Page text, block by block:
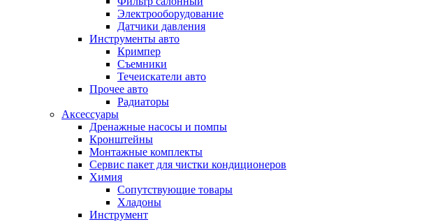
Электрооборудование
Датчики давления
Инструменты авто
Кримпер
Съемники
Течеискатели авто
Прочее авто
Радиаторы
Аксессуары
Дренажные насосы и помпы
Кронштейны
Монтажные комплекты
Сервис пакет для чистки кондиционеров
Химия
Сопутствующие товары
Хладоны
Инструмент